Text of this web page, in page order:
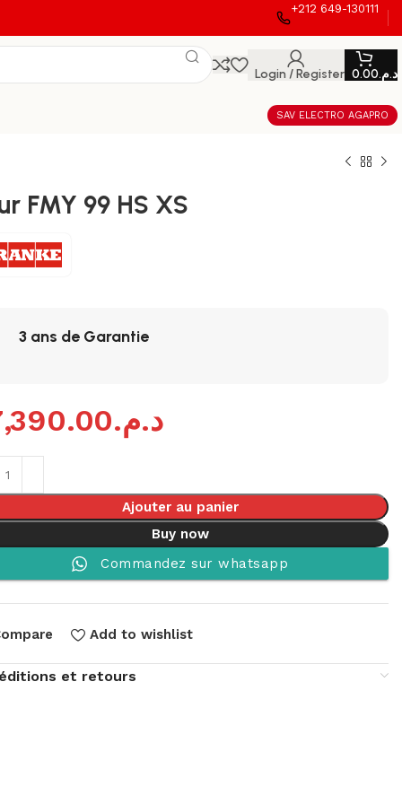
+212 649-130111
Login / Register د.م.0.00
SAV ELECTRO AGAPRO
FMY 99 HS XS
3 ans de Garantie
د.م.
Ajouter au panier
Buy now
Commandez sur whatsapp
Add to wishlist
et retours